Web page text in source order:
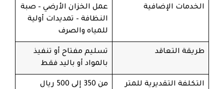
الخدمات الإضافية
عمل الخزان الأرضي – صبة
النظافة – تمديدات أولية
للمياه والصرف
طريقة التعاقد
تسليم مفتاح أو تنفيذ
بالمواد أو باليد فقط
التكلفة التقديرية للمتر
من 350 إلى 500 ريال